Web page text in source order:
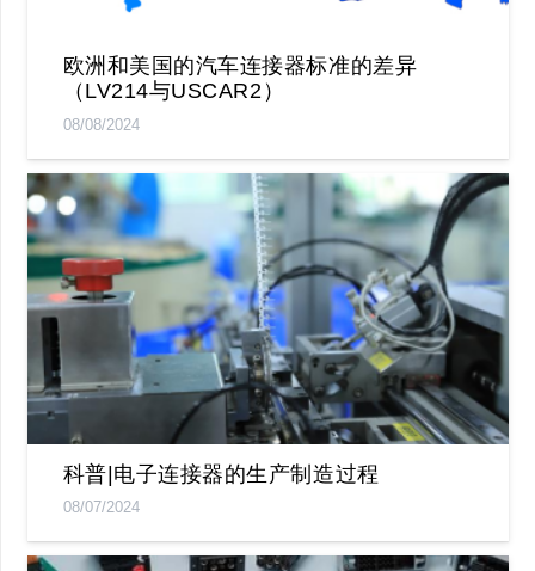
欧洲和美国的汽车连接器标准的差异
（LV214与USCAR2）
08/08/2024
科普|电子连接器的生产制造过程
08/07/2024